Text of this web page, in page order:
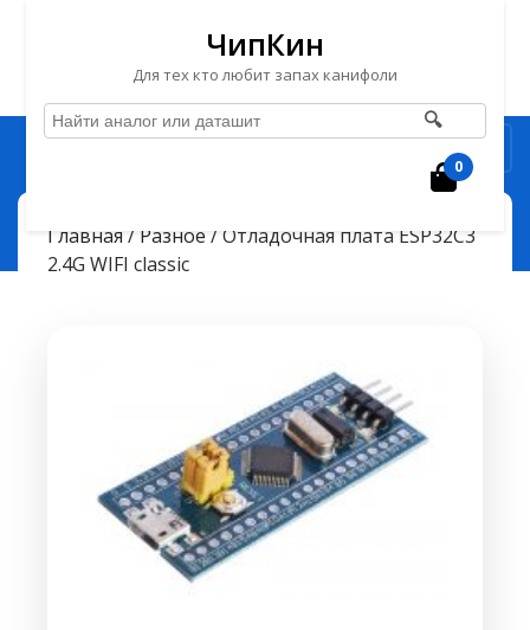
Перейти
содержимому
ЧипКин
Для тех кто любит запах канифоли
🔍
0
ЧипКин> > Отладочная плата ESP32C3 2.4G WIFI classic
Главная/ Разное / Отладочная плата ESP32C3
2.4G WIFI classic